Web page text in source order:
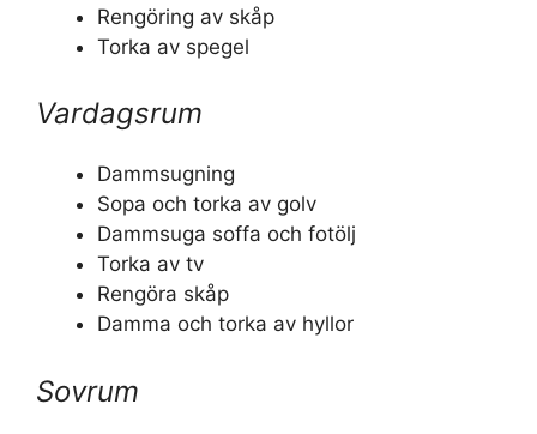
Rengöring av skåp
Torka av spegel
Vardagsrum
Dammsugning
Sopa och torka av golv
Dammsuga soffa och fotölj
Torka av tv
Rengöra skåp
Damma och torka av hyllor
Sovrum